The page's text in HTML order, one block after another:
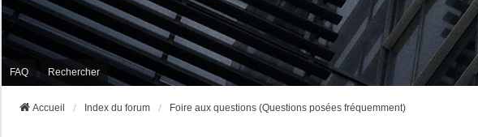
FAQ Rechercher
Accueil Index du forum Foire aux questions (Questions posées fréquemment)